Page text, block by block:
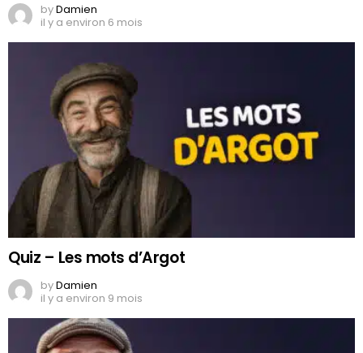
byDamien
il y a environ 6 mois
Quiz – Les mots d’Argot
byDamien
il y a environ 9 mois